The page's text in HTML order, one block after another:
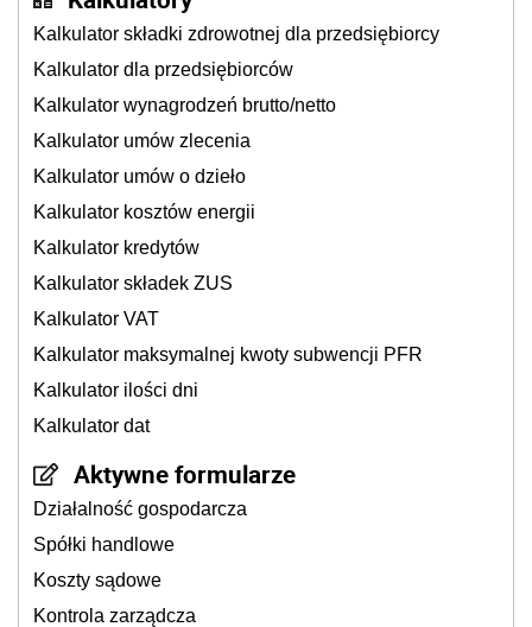
Kalkulator składki zdrowotnej dla przedsiębiorcy
Kalkulator dla przedsiębiorców
Kalkulator wynagrodzeń brutto/netto
Kalkulator umów zlecenia
Kalkulator umów o dzieło
Kalkulator kosztów energii
Kalkulator kredytów
Kalkulator składek ZUS
Kalkulator VAT
Kalkulator maksymalnej kwoty subwencji PFR
Kalkulator ilości dni
Kalkulator dat
Aktywne formularze
Działalność gospodarcza
Spółki handlowe
Koszty sądowe
Kontrola zarządcza